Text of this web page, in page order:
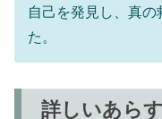
自己を発見し、真
た。
詳しいあら